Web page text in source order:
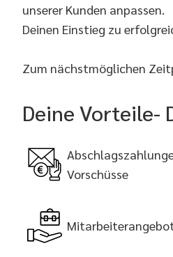
unserer Kunden anpassen.
Deinen Einstieg zu
Zum nächstmöglichen
Deine Vorteile-
Vorschüsse